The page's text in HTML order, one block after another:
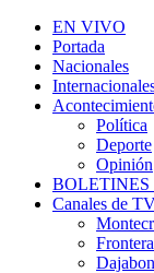
EN VIVO
Portada
Nacionales
Política
Deporte
Opinión
Canales de